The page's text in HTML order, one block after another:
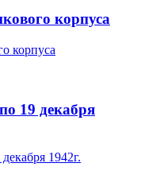
корпуса
19 декабря